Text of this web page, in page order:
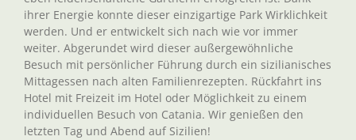
ihrer Energie konnte dieser einzigartige Park Wirklichkeit
werden. Und er entwickelt sich nach wie vor immer
weiter. Abgerundet wird dieser außergewöhnliche
Besuch mit persönlicher Führung durch ein sizilianisches
Mittagessen nach alten Familienrezepten. Rückfahrt ins
Hotel mit Freizeit im Hotel oder Möglichkeit zu einem
individuellen Besuch von Catania. Wir genießen den
letzten Tag und Abend auf Sizilien!